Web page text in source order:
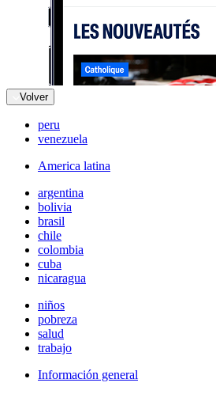
Volver
peru
venezuela
America latina
argentina
bolivia
brasil
chile
colombia
cuba
nicaragua
niños
pobreza
salud
trabajo
Información general